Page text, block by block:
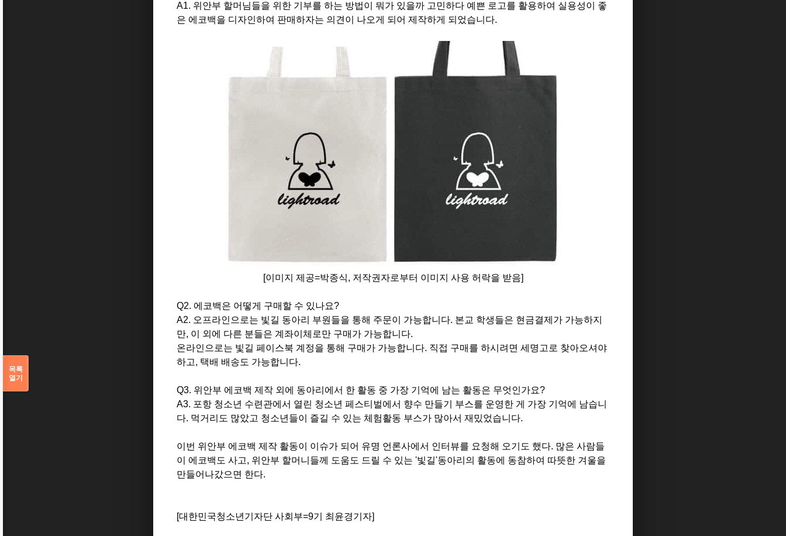
A1. 위안부 할머님들을 위한 기부를 하는 방법이 뭐가 있을까 고민하다 예쁜 로고를 활용하여 실용성이 좋
은 에코백을 디자인하여 판매하자는 의견이 나오게 되어 제작하게 되었습니다.
[이미지 제공=박종식, 저작권자로부터 이미지 사용 허락을 받음]
Q2. 에코백은 어떻게 구매할 수 있나요?
A2. 오프라인으로는 빛길 동아리 부원들을 통해 주문이 가능합니다. 본교 학생들은 현금결제가 가능하지
만, 이 외에 다른 분들은 계좌이체로만 구매가 가능합니다.
온라인으로는 빛길 페이스북 계정을 통해 구매가 가능합니다. 직접 구매를 하시려면 세명고로 찾아오셔야
하고, 택배 배송도 가능합니다.
Q3. 위안부 에코백 제작 외에 동아리에서 한 활동 중 가장 기억에 남는 활동은 무엇인가요?
A3. 포항 청소년 수련관에서 열린 청소년 페스티벌에서 향수 만들기 부스를 운영한 게 가장 기억에 남습니
다. 먹거리도 많았고 청소년들이 즐길 수 있는 체험활동 부스가 많아서 재밌었습니다.
이번 위안부 에코백 제작 활동이 이슈가 되어 유명 언론사에서 인터뷰를 요청해 오기도 했다. 많은 사람들
이 에코백도 사고, 위안부 할머니들께 도움도 드릴 수 있는 '빛길'동아리의 활동에 동참하여 따뜻한 겨울을
만들어나갔으면 한다.
[대한민국청소년기자단 사회부=9기 최윤경기자]
목록
열기